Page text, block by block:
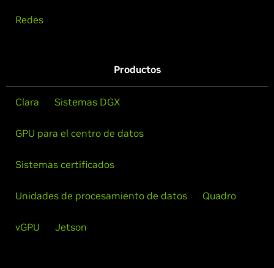
Redes
Productos
Clara Sistemas DGX
GPU para el centro de datos
Sistemas certificados
Unidades de procesamiento de datos Quadro
vGPU Jetson